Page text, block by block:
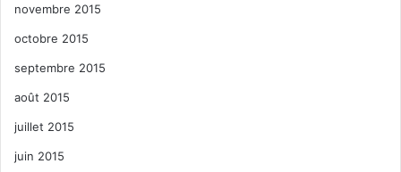
novembre 2015
octobre 2015
septembre 2015
août 2015
juillet 2015
juin 2015